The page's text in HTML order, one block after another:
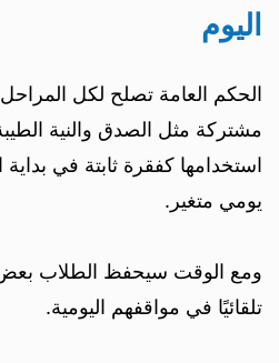
اليوم
الحكم العامة تصلح لكل المراحل،
مشتركة مثل الصدق والنية
استخدامها كفقرة ثابتة في بداية
يومي متغير.
ومع الوقت سيحفظ الطلاب بعض
تلقائيًا في مواقفهم اليومية.